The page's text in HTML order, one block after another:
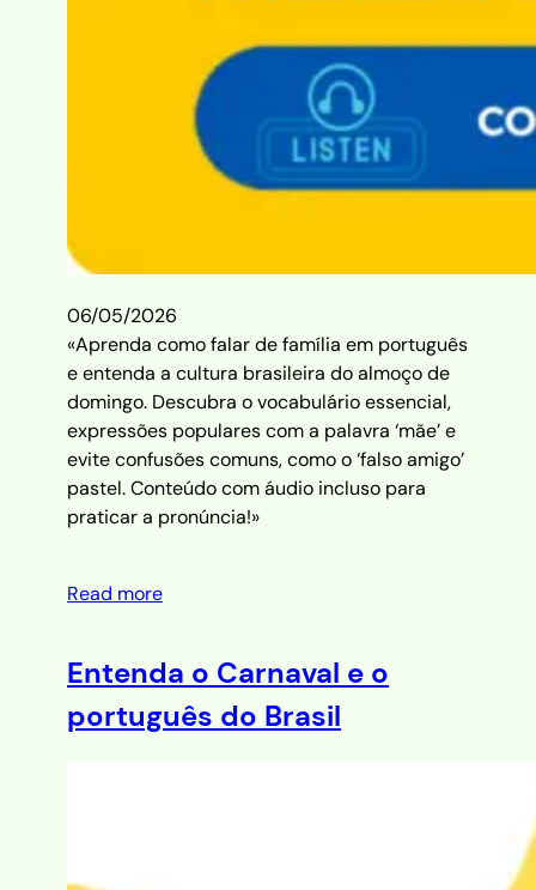
06/05/2026
«Aprenda como falar de família em português
e entenda a cultura brasileira do almoço de
domingo. Descubra o vocabulário essencial,
expressões populares com a palavra ‘mãe’ e
evite confusões comuns, como o ‘falso amigo’
pastel. Conteúdo com áudio incluso para
praticar a pronúncia!»
Read more
Entenda o Carnaval e o
português do Brasil